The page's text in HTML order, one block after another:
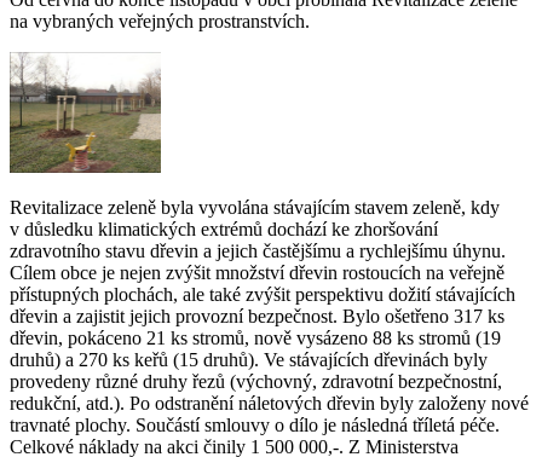
na vybraných veřejných prostranstvích.
Revitalizace zeleně byla vyvolána stávajícím stavem zeleně, kdy
v důsledku klimatických extrémů dochází ke zhoršování
zdravotního stavu dřevin a jejich častějšímu a rychlejšímu úhynu.
Cílem obce je nejen zvýšit množství dřevin rostoucích na veřejně
přístupných plochách, ale také zvýšit perspektivu dožití stávajících
dřevin a zajistit jejich provozní bezpečnost. Bylo ošetřeno 317 ks
dřevin, pokáceno 21 ks stromů, nově vysázeno 88 ks stromů (19
druhů) a 270 ks keřů (15 druhů). Ve stávajících dřevinách byly
provedeny různé druhy řezů (výchovný, zdravotní bezpečnostní,
redukční, atd.). Po odstranění náletových dřevin byly založeny nové
travnaté plochy. Součástí smlouvy o dílo je následná tříletá péče.
Celkové náklady na akci činily 1 500 000,-. Z Ministerstva